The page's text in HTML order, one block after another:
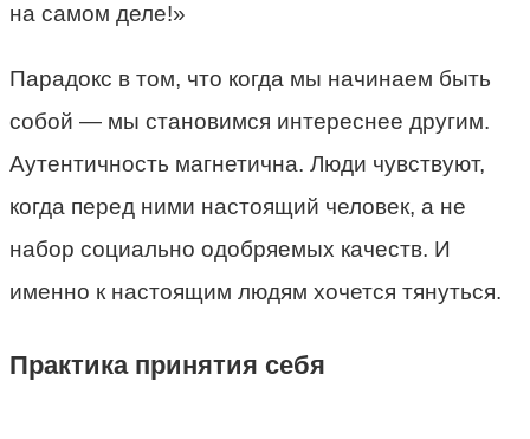
на самом деле!»
Парадокс в том, что когда мы начинаем быть
собой — мы становимся интереснее другим.
Аутентичность магнетична. Люди чувствуют,
когда перед ними настоящий человек, а не
набор социально одобряемых качеств. И
именно к настоящим людям хочется тянуться.
Практика принятия себя